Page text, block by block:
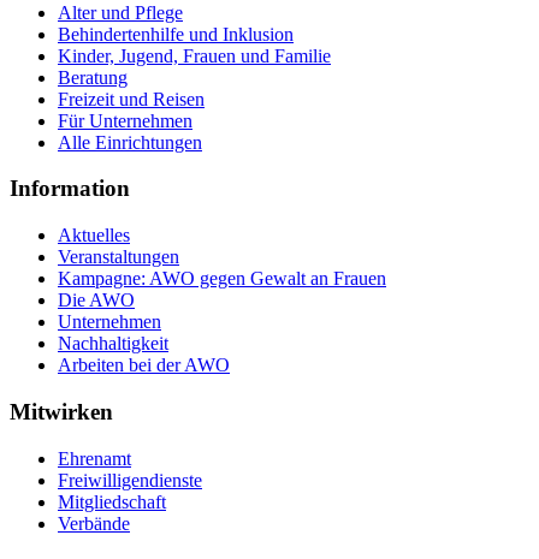
Alter und Pflege
Behindertenhilfe und Inklusion
Kinder, Jugend, Frauen und Familie
Beratung
Freizeit und Reisen
Für Unternehmen
Alle Einrichtungen
Information
Aktuelles
Veranstaltungen
Kampagne: AWO gegen Gewalt an Frauen
Die AWO
Unternehmen
Nachhaltigkeit
Arbeiten bei der AWO
Mitwirken
Ehrenamt
Freiwilligendienste
Mitgliedschaft
Verbände